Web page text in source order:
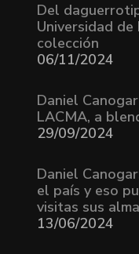
Del
Universidad de
colección
06/11/2024
Daniel
LACMA, a
29/09/2024
Daniel
el país y eso
visitas sus
13/06/2024